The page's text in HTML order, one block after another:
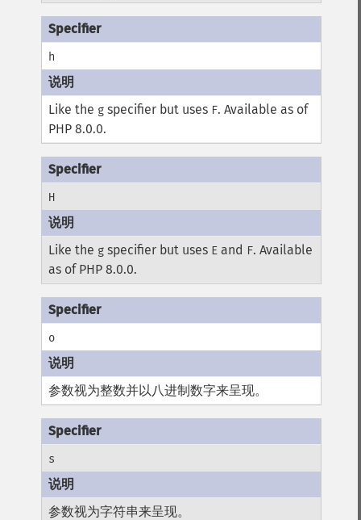
h
Like the g specifier but uses F. Available as of
PHP 8.0.0.
H
Like the g specifier but uses E and F. Available
as of PHP 8.0.0.
o
参数视为整数并以八进制数字来呈现。
s
参数视为字符串来呈现。